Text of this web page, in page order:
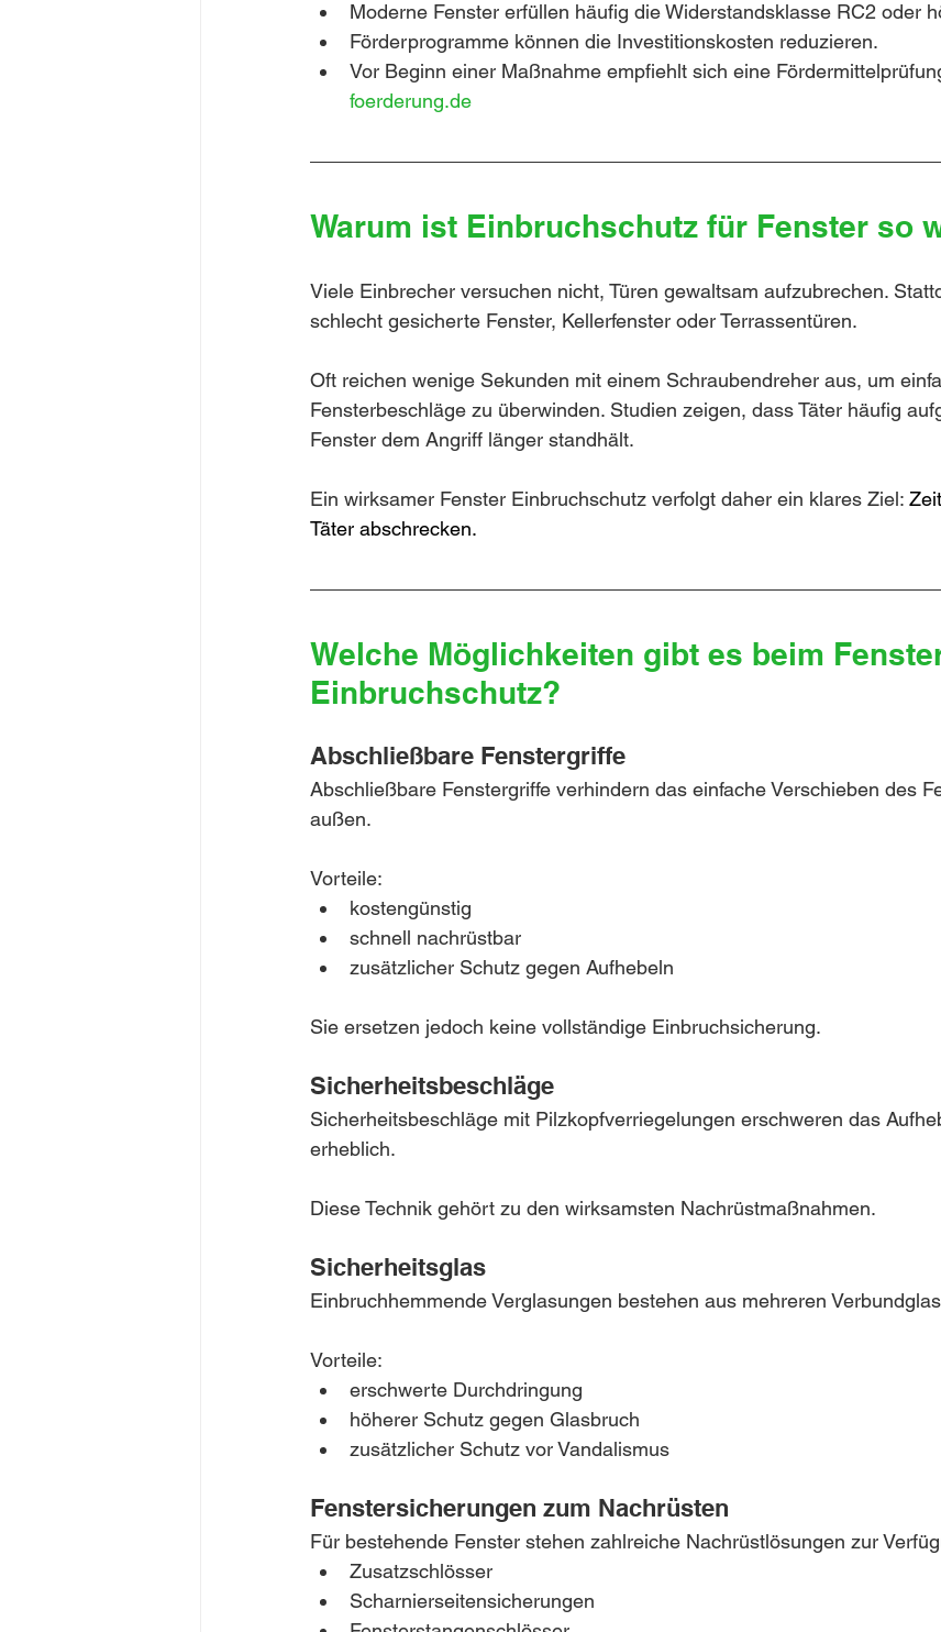
Moderne Fenster erfüllen häufig die Widerstandsklasse RC2 oder
Förderprogramme können die Investitionskosten reduzieren.
Vor Beginn einer Maßnahme empfiehlt sich eine
foerderung.de
Warum ist Einbruchschutz für Fenster so
Viele Einbrecher versuchen nicht, Türen gewaltsam aufzubrechen.
schlecht gesicherte Fenster, Kellerfenster oder Terrassentüren.
Oft reichen wenige Sekunden mit einem Schraubendreher aus, um
Fensterbeschläge zu überwinden. Studien zeigen, dass Täter häufig
Fenster dem Angriff länger standhält.
Ein wirksamer Fenster Einbruchschutz verfolgt daher ein klares Ziel:
Täter abschrecken.
Welche Möglichkeiten gibt es beim
Einbruchschutz?
Abschließbare Fenstergriffe
Abschließbare Fenstergriffe verhindern das einfache Verschieben des
außen.
Vorteile:
kostengünstig
schnell nachrüstbar
zusätzlicher Schutz gegen Aufhebeln
Sie ersetzen jedoch keine vollständige Einbruchsicherung.
Sicherheitsbeschläge
Sicherheitsbeschläge mit Pilzkopfverriegelungen erschweren das
erheblich.
Diese Technik gehört zu den wirksamsten Nachrüstmaßnahmen.
Sicherheitsglas
Einbruchhemmende Verglasungen bestehen aus mehreren
Vorteile:
erschwerte Durchdringung
höherer Schutz gegen Glasbruch
zusätzlicher Schutz vor Vandalismus
Fenstersicherungen zum Nachrüsten
Für bestehende Fenster stehen zahlreiche Nachrüstlösungen zur
Zusatzschlösser
Scharnierseitensicherungen